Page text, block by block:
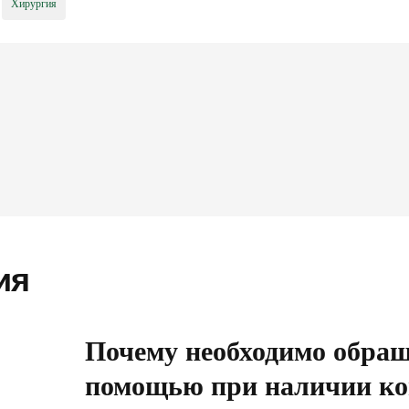
Хирургия
Почему необходимо
помощью при наличии